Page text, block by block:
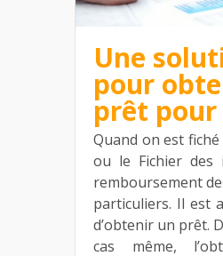
Une
pour
prêt pour
Quand on est fiché
ou le Fichier des
remboursement
particuliers. Il est
d’obtenir un prêt.
cas même,